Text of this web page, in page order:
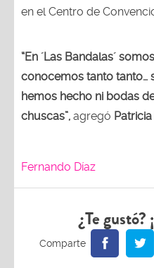
en el Centro de
“En ´Las Bandalas´
conocemos tanto tanto…
hemos hecho ni bodas
chuscas”, agregó
Fernando Díaz
¿Te